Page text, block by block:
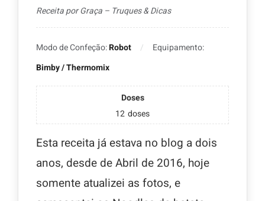
Receita por Graça – Truques & Dicas
Modo de Confeção:Robot
Equipamento:
Bimby / Thermomix
Doses
12 doses
Esta receita já estava no blog a dois
anos, desde de Abril de 2016, hoje
somente atualizei as fotos, e